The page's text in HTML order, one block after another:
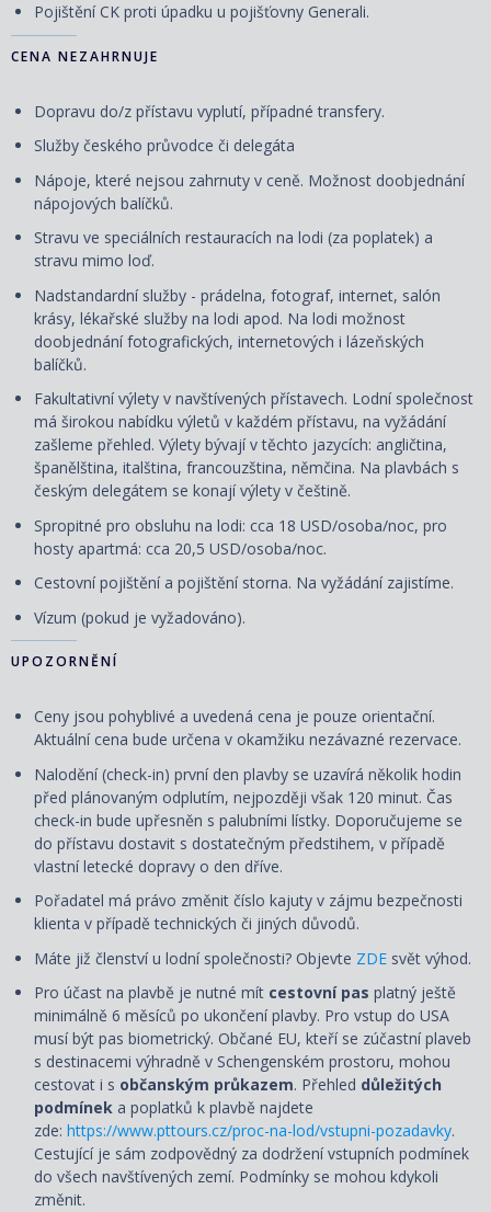
Pojištění CK proti úpadku u pojišťovny Generali.
CENA NEZAHRNUJE
Dopravu do/z přístavu vyplutí, případné transfery.
Služby českého průvodce či delegáta
Nápoje, které nejsou zahrnuty v ceně. Možnost doobjednání
nápojových balíčků.
Stravu ve speciálních restauracích na lodi (za poplatek) a
stravu mimo loď.
Nadstandardní služby - prádelna, fotograf, internet, salón
krásy, lékařské služby na lodi apod. Na lodi možnost
doobjednání fotografických, internetových i lázeňských
balíčků.
Fakultativní výlety v navštívených přístavech. Lodní společnost
má širokou nabídku výletů v každém přístavu, na vyžádání
zašleme přehled. Výlety bývají v těchto jazycích: angličtina,
španělština, italština, francouzština, němčina. Na plavbách s
českým delegátem se konají výlety v češtině.
Spropitné pro obsluhu na lodi: cca 18 USD/osoba/noc, pro
hosty apartmá: cca 20,5 USD/osoba/noc.
Cestovní pojištění a pojištění storna. Na vyžádání zajistíme.
Vízum (pokud je vyžadováno).
UPOZORNĚNÍ
Ceny jsou pohyblivé a uvedená cena je pouze orientační.
Aktuální cena bude určena v okamžiku nezávazné rezervace.
Nalodění (check-in) první den plavby se uzavírá několik hodin
před plánovaným odplutím, nejpozději však 120 minut. Čas
check-in bude upřesněn s palubními lístky. Doporučujeme se
do přístavu dostavit s dostatečným předstihem, v případě
vlastní letecké dopravy o den dříve.
Pořadatel má právo změnit číslo kajuty v zájmu bezpečnosti
klienta v případě technických či jiných důvodů.
Máte již členství u lodní společnosti? Objevte ZDE svět výhod.
Pro účast na plavbě je nutné mít cestovní pas platný ještě
minimálně 6 měsíců po ukončení plavby. Pro vstup do USA
musí být pas biometrický. Občané EU, kteří se zúčastní plaveb
s destinacemi výhradně v Schengenském prostoru, mohou
cestovat i s občanským průkazem. Přehled důležitých
podmínek a poplatků k plavbě najdete
zde: https://www.pttours.cz/proc-na-lod/vstupni-pozadavky.
Cestující je sám zodpovědný za dodržení vstupních podmínek
do všech navštívených zemí. Podmínky se mohou kdykoli
změnit.